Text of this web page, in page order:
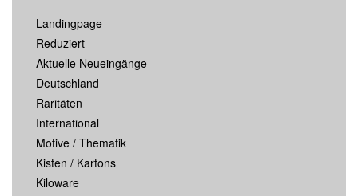
Landingpage
Reduziert
Aktuelle Neueingänge
Deutschland
Raritäten
International
Motive / Thematik
Kisten / Kartons
Kiloware